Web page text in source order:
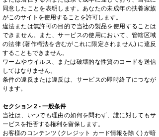
同意したことを表明します。あなたの未成年の扶養家族
がこのサイトを使用することを許可します。
違法または無許可の目的で当社の製品を使用することは
できません。また、サービスの使用において、管轄区域
の法律 (著作権法を含むがこれに限定されません) に違反
することもできません。
ワームやウイルス、または破壊的な性質のコードを送信
してはなりません。
条件の違反または違反は、サービスの即時終了につなが
ります。
セクション 2 - 一般条件
当社は、いつでも理由の如何を問わず、誰に対してもサ
ービスを拒否する権利を留保します。
お客様のコンテンツ (クレジット カード情報を除く) が暗